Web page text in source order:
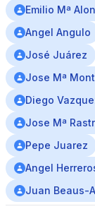
Emilio Mª
Angel Angulo
José Juárez
Jose Mª
Diego
Jose Mª
Pepe Juarez
Angel
Juan Beaus-